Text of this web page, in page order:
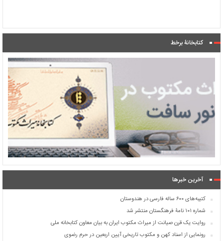
کتابخانۀ برخط
آخرین خبرها
کتیبه‌های ۶۰۰ ساله فارسی در هندوستان
شماره ۱۰۱ نامۀ فرهنگستان منتشر شد
روایت یک قرن صیانت از میراث مکتوب ایران به بیان معاون کتابخانه ملی
رونمایی از اسناد کهن و مکتوب تاریخی آیین اربعین در حرم رضوی